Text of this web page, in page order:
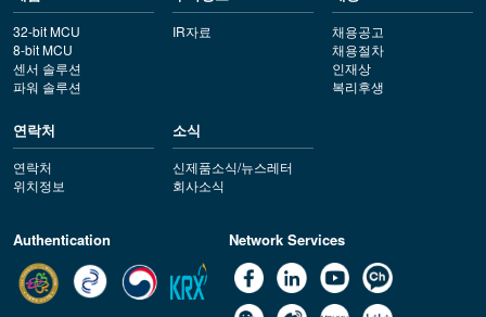
32-bit MCU
8-bit MCU
센서 솔루션
파워 솔루션
IR자료
채용공고
채용절차
인재상
복리후생
연락처
연락처
위치정보
소식
신제품소식/뉴스레터
회사소식
Authentication Network Services